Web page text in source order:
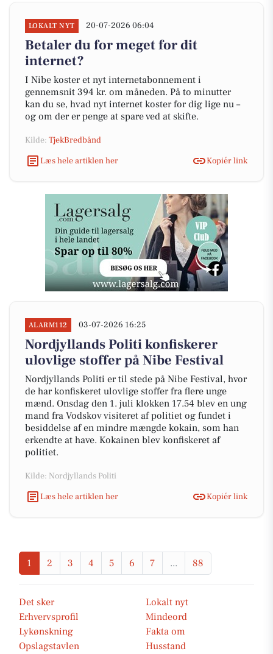
LOKALT NYT 20-07-2026 06:04
Betaler du for meget for dit
internet?
I Nibe koster et nyt internetabonnement i
gennemsnit 394 kr. om måneden. På to minutter
kan du se, hvad nyt internet koster for dig lige nu –
og om der er penge at spare ved at skifte.
Kilde: TjekBredbånd
Læs hele artiklen her
Kopiér link
ALARM112 03-07-2026 16:25
Nordjyllands Politi konfiskerer
ulovlige stoffer på Nibe Festival
Nordjyllands Politi er til stede på Nibe Festival, hvor
de har konfiskeret ulovlige stoffer fra flere unge
mænd. Onsdag den 1. juli klokken 17.54 blev en ung
mand fra Vodskov visiteret af politiet og fundet i
besiddelse af en mindre mængde kokain, som han
erkendte at have. Kokainen blev konfiskeret af
politiet.
Kilde: Nordjyllands Politi
Læs hele artiklen her
Kopiér link
1 2 3 4 5 6 7 ... 88
Det sker
Lokalt nyt
Erhvervsprofil
Mindeord
Lykønskning
Fakta om
Opslagstavlen
Husstand